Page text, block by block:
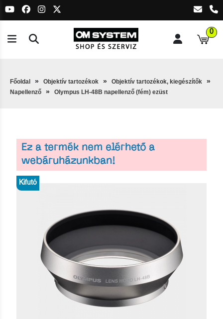
0
Főoldal Objektív tartozékok
Objektív tartozékok, kiegészítők
Napellenző
Olympus LH-48B napellenző (fém) ezüst
Ez a termék nem elérhető a
webáruházunkban!
Kifutó